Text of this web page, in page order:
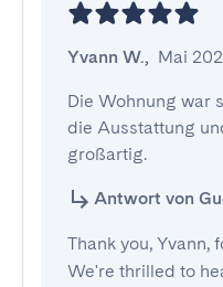
Yvann W., Mai
Die Wohnung war
die Ausstattung
großartig.
Antwort von
Thank you, Yvann,
We're thrilled to